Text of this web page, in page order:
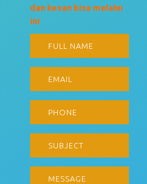
dan kesan bisa melalui
ini